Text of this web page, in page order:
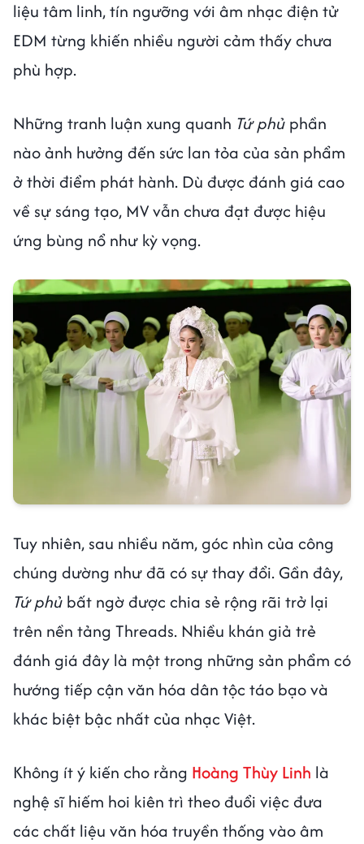
liệu tâm linh, tín ngưỡng với âm nhạc điện tử
EDM từng khiến nhiều người cảm thấy chưa
phù hợp.
Những tranh luận xung quanh Tứ phủ phần
nào ảnh hưởng đến sức lan tỏa của sản phẩm
ở thời điểm phát hành. Dù được đánh giá cao
về sự sáng tạo, MV vẫn chưa đạt được hiệu
ứng bùng nổ như kỳ vọng.
Tuy nhiên, sau nhiều năm, góc nhìn của công
chúng dường như đã có sự thay đổi. Gần đây,
Tứ phủ bất ngờ được chia sẻ rộng rãi trở lại
trên nền tảng Threads. Nhiều khán giả trẻ
đánh giá đây là một trong những sản phẩm có
hướng tiếp cận văn hóa dân tộc táo bạo và
khác biệt bậc nhất của nhạc Việt.
Không ít ý kiến cho rằng Hoàng Thùy Linh là
nghệ sĩ hiếm hoi kiên trì theo đuổi việc đưa
các chất liệu văn hóa truyền thống vào âm